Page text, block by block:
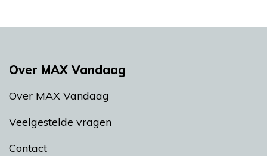
Over MAX Vandaag
Over MAX Vandaag
Veelgestelde vragen
Contact